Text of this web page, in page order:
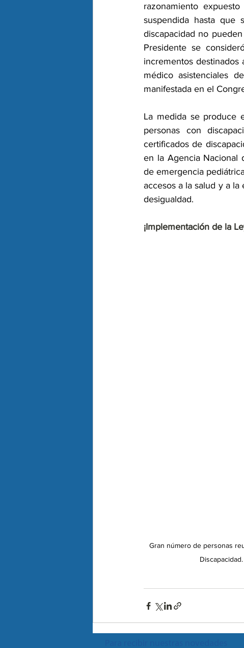
razonamiento
suspendida hasta que
discapacidad no
Presidente se
incrementos
médico asistenciales
manifestada en el
La medida se produce
personas con
certificados de
en la Agencia Nacional
de emergencia
accesos a la salud y a
desigualdad.
¡Implementación de la
Gran número de personas